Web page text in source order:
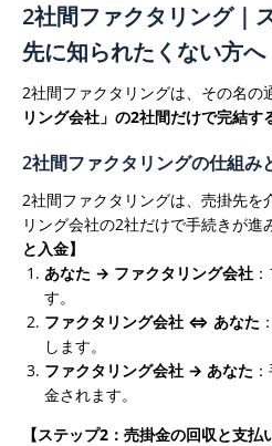
2社間ファクタリング｜
先に知られたくない方へ
2社間ファクタリングは、その名の
リング会社」の2社間だけで完結す
2社間ファクタリングの仕組み
2社間ファクタリングは、売掛先を
リング会社の2社だけで手続きが進
と入金】
あなた → ファクタリング会社
す。
ファクタリング会社 ⇔ あなた
します。
ファクタリング会社 → あなた
金されます。
【ステップ2：売掛金の回収と支払